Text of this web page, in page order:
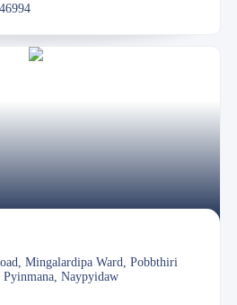
Mingalardipa Ward, Pobbthiri
Naypyidaw